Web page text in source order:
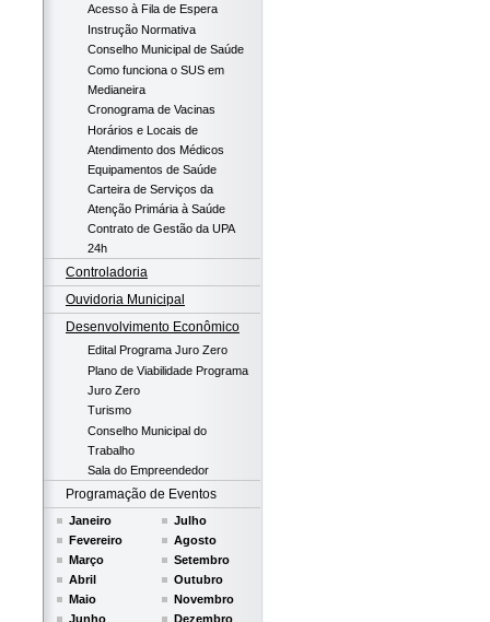
Acesso à Fila de Espera
Instrução Normativa
Conselho Municipal de Saúde
Como funciona o SUS em
Medianeira
Cronograma de Vacinas
Horários e Locais de
Atendimento dos Médicos
Equipamentos de Saúde
Carteira de Serviços da
Atenção Primária à Saúde
Contrato de Gestão da UPA
24h
Controladoria
Ouvidoria Municipal
Desenvolvimento Econômico
Edital Programa Juro Zero
Plano de Viabilidade Programa
Juro Zero
Turismo
Conselho Municipal do
Trabalho
Sala do Empreendedor
Programação de Eventos
Janeiro
Fevereiro
Março
Abril
Maio
Junho
Julho
Agosto
Setembro
Outubro
Novembro
Dezembro